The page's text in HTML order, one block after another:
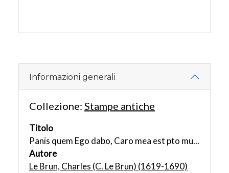
Informazioni generali
Collezione: Stampe antiche
Titolo
Panis quem Ego dabo, Caro mea est pto mu...
Autore
Le Brun, Charles (C. Le Brun) (1619-1690)